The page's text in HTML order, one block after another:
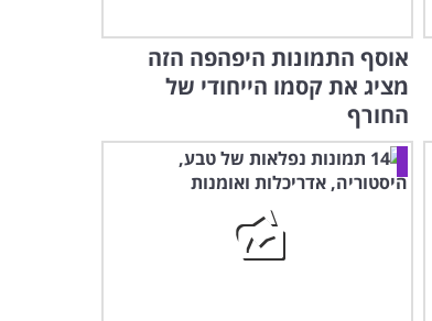
אוסף התמונות היפהפה הזה
מציג את קסמו הייחודי של
החורף